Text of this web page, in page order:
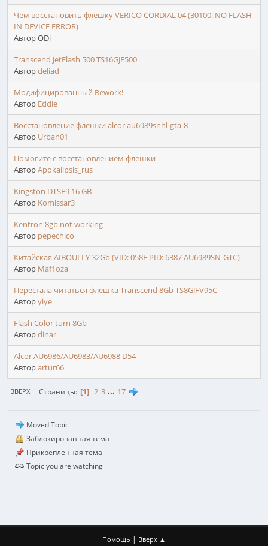
Чем восстановить флешку VERICO CORDIAL 04 (30100: NO FLASH
IN DEVICE ERROR)
Автор ODi
Transcend JetFlash 500 TS16GJF500
Авторdeliad
Модифицированный Rework!
Автор Eddie
Восстановление флешки alcor au6989snhl-gta-8
Автор Urban01
Помогите с восстановлением флешки
АвторApokalipsis_rus
Kingston DTSE9 16 GB
Автор Komissar3
Kentron 8gb not working
Автор pepechico
Китайская AIBOULLY 32Gb (VID: 058F PID: 6387 AU6989SN-GTC)
Автор Maf1oza
Перестала читаться флешка Transcend 8Gb TS8GJFV95C
Авторyiye
Flash Color turn 8Gb
Авторdinar
Alcor AU6986/AU6983/AU6988 D54
Авторartur66
ВВЕРХ Страницы 1 2 3 ... 17
Moved Topic
Заблокированная тема
Прикрепленная тема
Topic you are watching
Помощь | Вверх ▲